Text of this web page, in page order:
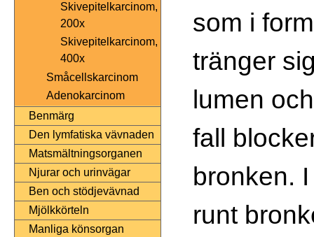
Skivepitelkarcinom,
200x
Skivepitelkarcinom,
400x
Småcellskarcinom
Adenokarcinom
Benmärg
Den lymfatiska vävnaden
Matsmältningsorganen
Njurar och urinvägar
Ben och stödjevävnad
Mjölkkörteln
Manliga könsorgan
som i
tränger
lumen
fall
bronken.
runt